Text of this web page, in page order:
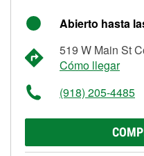
Abierto hasta
519 W Main St
Cómo llegar
(918) 205-4485